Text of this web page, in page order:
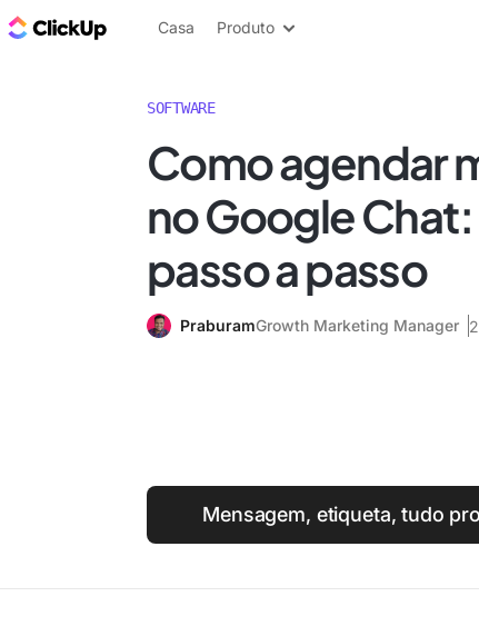
ClickUp Blogue
Casa Produto
SOFTWARE
Como agendar
no Google
passo a passo
PraburamGrowth Marketing Manager
Mensagem, etiqueta, tudo